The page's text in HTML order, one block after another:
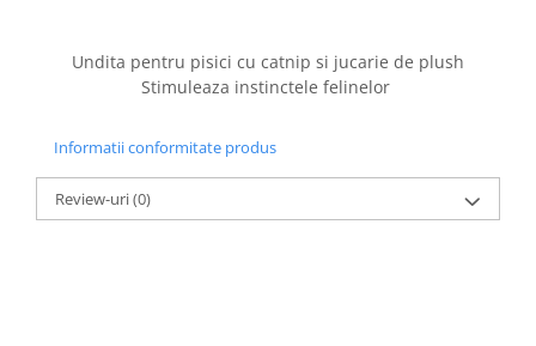
Undita pentru pisici cu catnip si jucarie de plush
Stimuleaza instinctele felinelor
Informatii conformitate produs
Review-uri(0)